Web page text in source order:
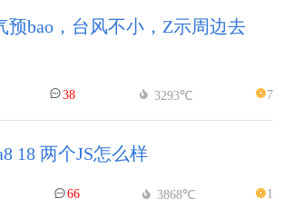
预bao，台风不小，Z示周边去
38 3293℃ 7
18 两个JS怎么样
66 3868℃ 1